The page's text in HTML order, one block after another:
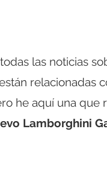
las noticias
relacionadas
he aquí una que
Lamborghini